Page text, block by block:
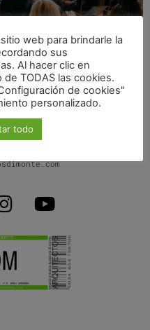
VIENNA
dpdo-1ºB
SPAIN
web para brindarle la
sus
Al hacer clic en
TODAS las cookies.
de cookies"
personalizado.
todo